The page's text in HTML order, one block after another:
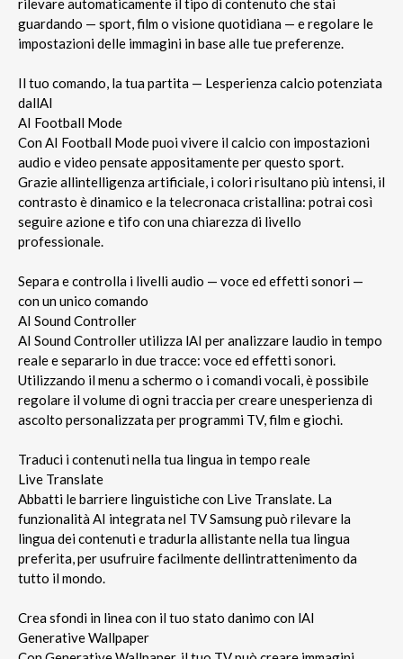
rilevare automaticamente il tipo di contenuto che stai
guardando — sport, film o visione quotidiana — e regolare le
impostazioni delle immagini in base alle tue preferenze.
Il tuo comando, la tua partita — Lesperienza calcio potenziata
dallAI
AI Football Mode
Con AI Football Mode puoi vivere il calcio con impostazioni
audio e video pensate appositamente per questo sport.
Grazie allintelligenza artificiale, i colori risultano più intensi, il
contrasto è dinamico e la telecronaca cristallina: potrai così
seguire azione e tifo con una chiarezza di livello
professionale.
Separa e controlla i livelli audio — voce ed effetti sonori —
con un unico comando
AI Sound Controller
AI Sound Controller utilizza lAI per analizzare laudio in tempo
reale e separarlo in due tracce: voce ed effetti sonori.
Utilizzando il menu a schermo o i comandi vocali, è possibile
regolare il volume di ogni traccia per creare unesperienza di
ascolto personalizzata per programmi TV, film e giochi.
Traduci i contenuti nella tua lingua in tempo reale
Live Translate
Abbatti le barriere linguistiche con Live Translate. La
funzionalità AI integrata nel TV Samsung può rilevare la
lingua dei contenuti e tradurla allistante nella tua lingua
preferita, per usufruire facilmente dellintrattenimento da
tutto il mondo.
Crea sfondi in linea con il tuo stato danimo con lAI
Generative Wallpaper